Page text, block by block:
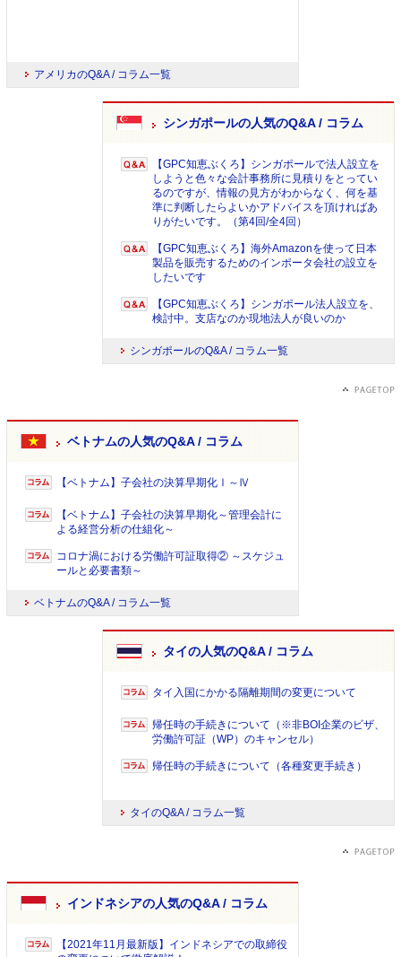
アメリカのQ&A / コラム一覧
シンガポールの人気のQ&A / コラム
【GPC知恵ぶくろ】シンガポールで法人設立を
しようと色々な会計事務所に見積りをとってい
るのですが、情報の見方がわからなく、何を基
準に判断したらよいかアドバイスを頂ければあ
りがたいです。（第4回/全4回）
【GPC知恵ぶくろ】海外Amazonを使って日本
製品を販売するためのインポータ会社の設立を
したいです
【GPC知恵ぶくろ】シンガポール法人設立を、
検討中。支店なのか現地法人が良いのか
シンガポールのQ&A / コラム一覧
ベトナムの人気のQ&A / コラム
【ベトナム】子会社の決算早期化Ⅰ～Ⅳ
【ベトナム】子会社の決算早期化～管理会計に
よる経営分析の仕組化～
コロナ渦における労働許可証取得② ～スケジュ
ールと必要書類～
ベトナムのQ&A / コラム一覧
タイの人気のQ&A / コラム
タイ入国にかかる隔離期間の変更について
帰任時の手続きについて（※非BOI企業のビザ、
労働許可証（WP）のキャンセル）
帰任時の手続きについて（各種変更手続き）
タイのQ&A / コラム一覧
インドネシアの人気のQ&A / コラム
【2021年11月最新版】インドネシアでの取締役